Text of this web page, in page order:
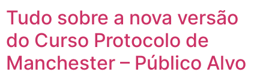
Tudo sobre a nova versão
do Curso Protocolo de
Manchester – Público Alvo